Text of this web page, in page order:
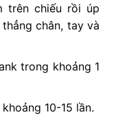
trên chiếu rồi úp
chân, tay và
trong khoảng 1
10-15 lần.